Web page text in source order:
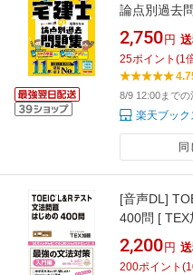
論点別過去
2,750 円
25ポイント (1
8/9 12:00まで
楽天ブック
同
[音声DL]
400問 [ TEX
2,200 円
200ポイント (